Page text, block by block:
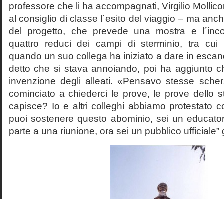
professore che li ha accompagnati, Virgilio
al consiglio di classe l´esito del viaggio – ma
del progetto, che prevede una mostra e
quattro reduci dei campi di sterminio, tra cui
quando un suo collega ha iniziato a dare in
detto che si stava annoiando, poi ha aggiunto
invenzione degli alleati. «Pensavo stesse
cominciato a chiederci le prove, le prove dello
capisce? Io e altri colleghi abbiamo protestato
puoi sostenere questo abominio, sei un
parte a una riunione, ora sei un pubblico ufficiale”